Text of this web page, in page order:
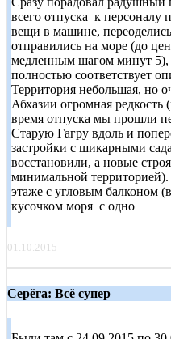
всего отпуска к
вещи в машине,
отправились на море (до
медленным шагом минут 5),
полностью соответствует
Территория небольшая, но
Абхазии огромная редкость
время отпуска мы прошли
Старую Гагру вдоль и
застройки с шикарными
восстановили, а новые
минимальной
этаже с угловым балконом
кусочком моря с одно
01.10.2015
Серёга: Всё супер